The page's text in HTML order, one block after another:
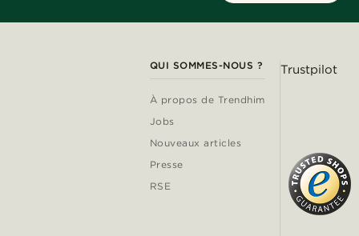
QUI SOMMES-NOUS ?
À propos de Trendhim
Jobs
Nouveaux articles
Presse
RSE
Trustpilot